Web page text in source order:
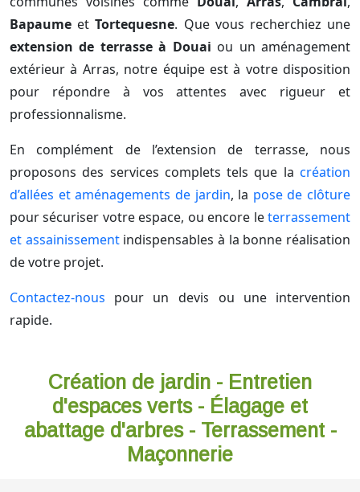
Bapaume etTortequesne. Que vous recherchiez une
extension de terrasse à Douai ou un aménagement
extérieur à Arras, notre équipe est à votre disposition
pour répondre à vos attentes avec rigueur et
professionnalisme.
En complément de l’extension de terrasse, nous
proposons des services complets tels que la création
d’allées et aménagements de jardin, la pose de clôture
pour sécuriser votre espace, ou encore leterrassement
et assainissementindispensables à la bonne réalisation
de votre projet.
Contactez-nous pour un devis ou une intervention
rapide.
Création de jardin - Entretien
d'espaces verts - Élagage et
abattage d'arbres - Terrassement -
Maçonnerie